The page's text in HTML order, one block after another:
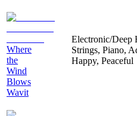
Where
the
Wind
Blows
Wavit
Electronic/Deep
Strings, Piano,
Happy, Peaceful